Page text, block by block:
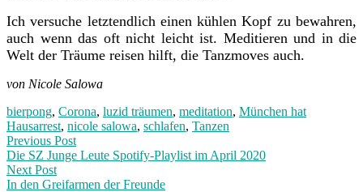
Ich versuche letztendlich einen kühlen Kopf zu bewahren,
auch wenn das oft nicht leicht ist. Meditieren und in die
Welt der Träume reisen hilft, die Tanzmoves auch.
von Nicole Salowa
bierpong, Corona, luzid träumen, meditation, München hat
Hausarrest, nicole salowa, schlafen, Tanzen
Post
navigation
Previous PostPrevious
post:
Die SZ Junge Leute Spotify-Playlist im April 2020
Next Post
In den Greifarmen der Freunde